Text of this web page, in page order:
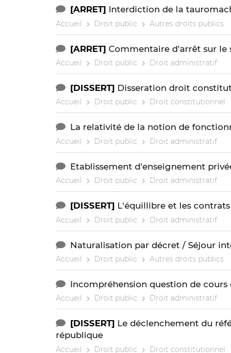
[ARRET] Interdiction de la
Accueil Droit public Autres droits publics
[ARRET] Commentaire d'arrêt sur le
Accueil Droit public Droit administratif
[DISSERT] Disseration droit
Accueil Droit public Droit constitutionnel
La relativité de la notion de
Accueil Droit public Droit administratif
Etablissement d'enseignement privée
Accueil Droit public Droit administratif
[DISSERT] L'équillibre et les
Accueil Droit public Droit administratif
Naturalisation par décret / Séjour
Accueil Droit public Autres droits publics
Incompréhension question de
Accueil Droit public Droit administratif
[DISSERT] Le déclenchement du
république
Accueil Droit public Droit constitutionnel